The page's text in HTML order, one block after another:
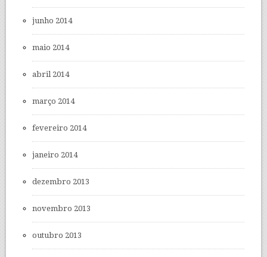
junho 2014
maio 2014
abril 2014
março 2014
fevereiro 2014
janeiro 2014
dezembro 2013
novembro 2013
outubro 2013